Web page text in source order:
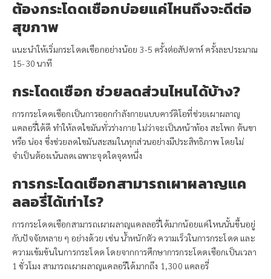
ต้องกระโดดเชือกบ่อยแค่ไหนถึงจะดีต่อ
สุขภาพ
แนะนำให้เริ่มกระโดดเชือกอย่างน้อย 3-5 ครั้งต่อสัปดาห์ ครั้งละประมาณ
15-30 นาที
กระโดดเชือก ช่วยลดส่วนไหนได้บ้าง?
การกระโดดเชือกเป็นการออกกำลังกายแบบคาร์ดิโอที่ช่วยเผาผลาญ
แคลอรี่ได้ดี ทำให้ลดไขมันทั่วร่างกาย ไม่ว่าจะเป็นหน้าท้อง สะโพก ต้นขา
หรือ น่อง ซึ่งช่วยลดไขมันสะสมในทุกส่วนอย่างมีประสิทธิภาพ โดยไม่
จำเป็นต้องเน้นลดเฉพาะจุดใดจุดหนึ่ง
การกระโดดเชือกสามารถเผาผลาญแค
ลลอรี่ได้เท่าไร?
การกระโดดเชือกสามารถเผาผลาญแคลลอรี่ได้มากน้อยแค่ไหนนั้นขึ้นอยู่
กับปัจจัยหลาย ๆ อย่างด้วย เช่น น้ำหนักตัว ความเร็วในการกระโดด และ
ความเข้มข้นในการกระโดด โดยจากการศึกษาการกระโดดเชือกเป็นเวลา
1 ชั่วโมง สามารถเผาผลาญแคลอรีได้มากถึง 1,300 แคลอรี่